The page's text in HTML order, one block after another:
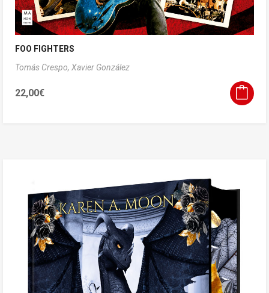
FOO FIGHTERS
Tomás Crespo, Xavier González
22,00€